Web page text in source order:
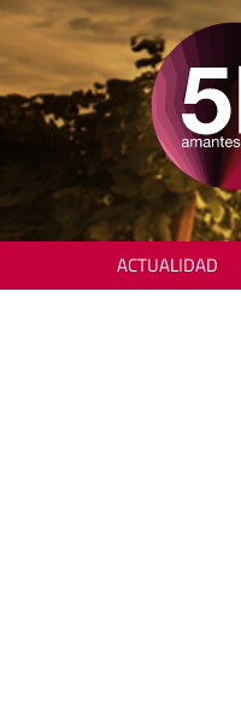
ACTUALIDAD